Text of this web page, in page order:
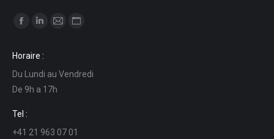
Find us on:
opens
in
new
window
opens
in
new
in
in
Horaire :
Du Lundi au Vendredi
De 9h a 17h
Tel :
+41 21 963 07 01